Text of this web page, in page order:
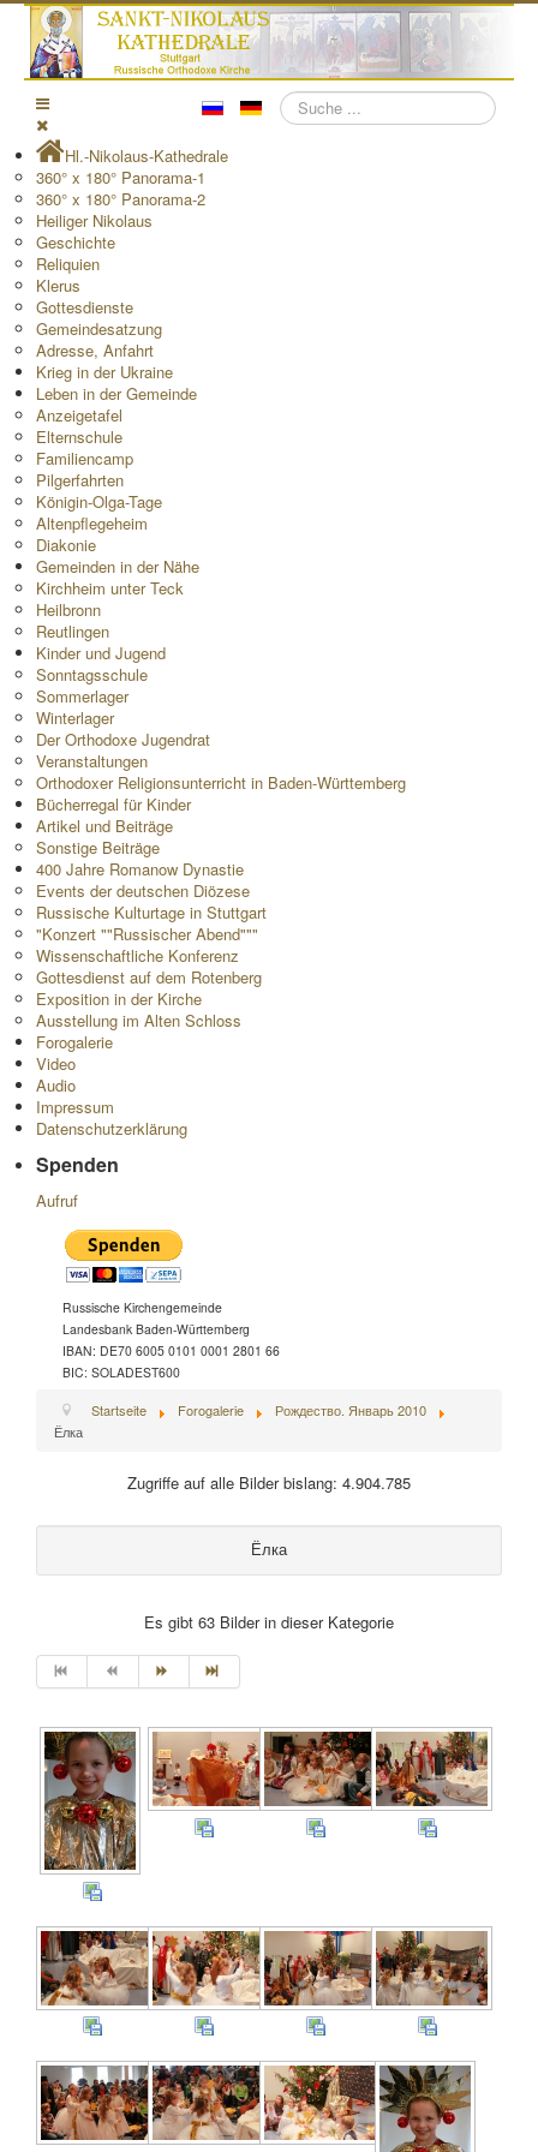
Suchen
Hl.-Nikolaus-Kathedrale
360° x 180° Panorama-1
360° x 180° Panorama-2
Heiliger Nikolaus
Geschichte
Reliquien
Klerus
Gottesdienste
Gemeindesatzung
Adresse, Anfahrt
Krieg in der Ukraine
Leben in der Gemeinde
Anzeigetafel
Elternschule
Familiencamp
Pilgerfahrten
Königin-Olga-Tage
Altenpflegeheim
Diakonie
Gemeinden in der Nähe
Kirchheim unter Teck
Heilbronn
Reutlingen
Kinder und Jugend
Sonntagsschule
Sommerlager
Winterlager
Der Orthodoxe Jugendrat
Veranstaltungen
Orthodoxer Religionsunterricht in Baden-Württemberg
Bücherregal für Kinder
Artikel und Beiträge
Sonstige Beiträge
400 Jahre Romanow Dynastie
Events der deutschen Diözese
Russische Kulturtage in Stuttgart
"Konzert ""Russischer Abend"""
Wissenschaftliche Konferenz
Gottesdienst auf dem Rotenberg
Exposition in der Kirche
Ausstellung im Alten Schloss
Forogalerie
Video
Audio
Impressum
Datenschutzerklärung
Spenden
Aufruf
Russische Kirchengemeinde
Landesbank Baden-Württemberg
IBAN: DE70 6005 0101 0001 2801 66
BIC: SOLADEST600
Startseite Forogalerie
Рождество. Январь 2010
Ёлка
Zugriffe auf alle Bilder bislang: 4.904.785
Ёлка
Es gibt 63 Bilder in dieser Kategorie